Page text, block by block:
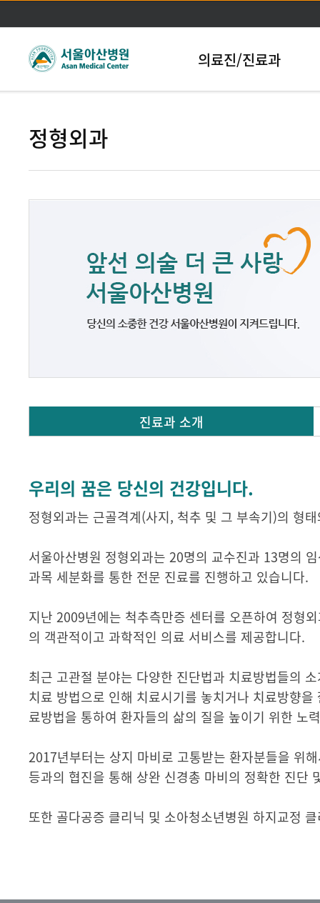
본문바로가기
의료진/진료과
정형외과
진료과 소개
우리의 꿈은 당신의 건강입니다.
정형외과는 근골격계(사지, 척추 및 그 부속기)의 형
서울아산병원 정형외과는 20명의 교수진과 13명의
과목 세분화를 통한 전문 진료를 진행하고 있습니다.
지난 2009년에는 척추측만증 센터를 오픈하여 정형
의 객관적이고 과학적인 의료 서비스를 제공합니다.
최근 고관절 분야는 다양한 진단법과 치료방법들의
치료 방법으로 인해 치료시기를 놓치거나 치료방향
료방법을 통하여 환자들의 삶의 질을 높이기 위한 노
2017년부터는 상지 마비로 고통받는 환자분들을 위
등과의 협진을 통해 상완 신경총 마비의 정확한 진단
또한 골다공증 클리닉 및 소아청소년병원 하지교정